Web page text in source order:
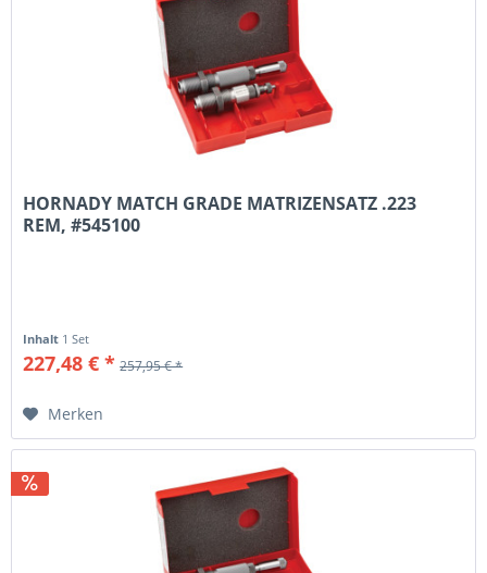
HORNADY MATCH GRADE MATRIZENSATZ .223
REM, #545100
Inhalt 1 Set
227,48 € * 257,95 € *
Merken